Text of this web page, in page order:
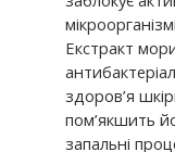
Екстракт
здоров’я
пом’якшить
запальні